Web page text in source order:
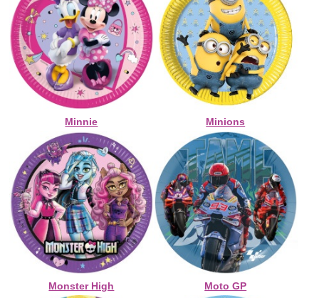
Minnie Minions
Monster High Moto GP